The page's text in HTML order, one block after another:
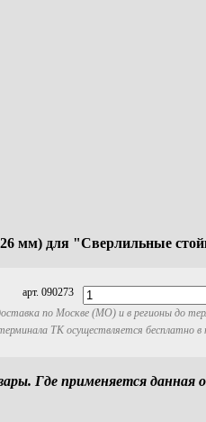
мм) для "Сверлильные
арт. 090273
по Москве (МО) и в регионы до
ТК осуществляется бесплатно в
Где применяется данная